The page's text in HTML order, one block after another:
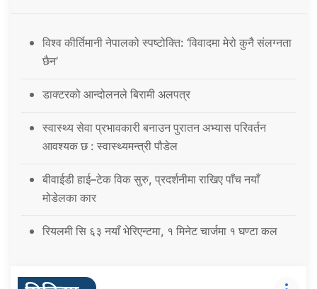
विश्व कीर्तिमानी नेपालको स्पष्टोक्ति: ‘विवादमा मेरो कुनै संलग्नता
छैन’
डाक्टरको आन्दोलनले बिरामी अलपत्र
स्वास्थ्य सेवा प्रभावकारी बनाउन पुरातन अभ्यास परिवर्तन
आवश्यक छ : स्वास्थ्यमन्त्री पौडेल
बीवाईडी हाई–टेक विक सुरु, प्रदर्शनीमा राखिए पाँच नयाँ
मोडेलका कार
रियलमी सि ६३ नयाँ भेरिएन्टमा, १ मिनेट चार्जमा १ घण्टा कल